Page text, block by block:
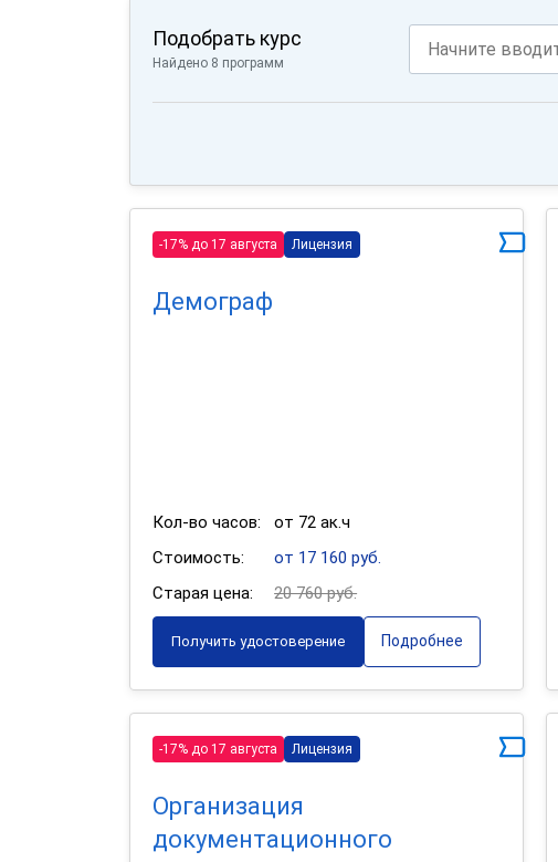
Подобрать курс
Найдено 8 программ
-17% до 17 августа Лицензия
Демограф
Кол-во часов:
от 72 ак.ч
Стоимость:
от 17 160 руб.
Старая цена:
20 760 руб.
Получить удостоверение Подробнее
-17% до 17 августа Лицензия
Организация
документационного